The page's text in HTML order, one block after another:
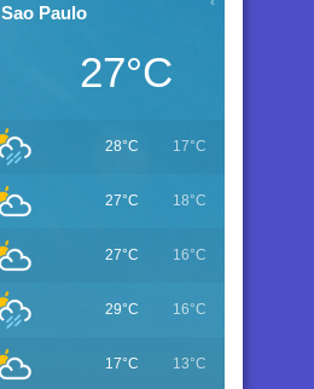
Sao Paulo
27°C
28°C 17°C
27°C 18°C
27°C 16°C
29°C 16°C
17°C 13°C